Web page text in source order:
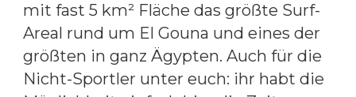
mit fast 5 km² Fläche das größte Surf-
Areal rund um El Gouna und eines der
größten in ganz Ägypten. Auch für die
Nicht-Sportler unter euch: ihr habt die